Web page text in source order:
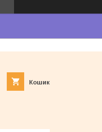
Кошик